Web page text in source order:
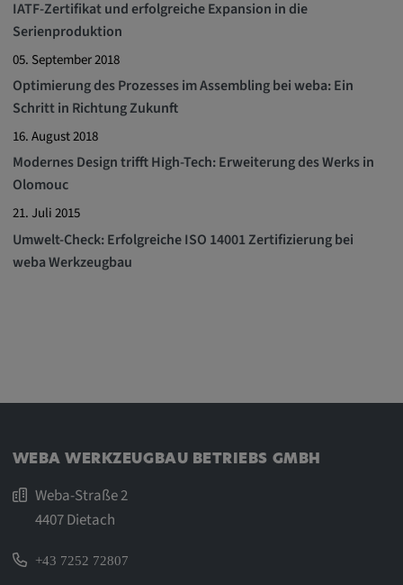
IATF-Zertifikat und erfolgreiche Expansion in die
Serienproduktion
05. September 2018
Optimierung des Prozesses im Assembling bei weba: Ein
Schritt in Richtung Zukunft
16. August 2018
Modernes Design trifft High-Tech: Erweiterung des Werks in
Olomouc
21. Juli 2015
Umwelt-Check: Erfolgreiche ISO 14001 Zertifizierung bei
weba Werkzeugbau
WEBA WERKZEUGBAU BETRIEBS GMBH
Weba-Straße 2
4407 Dietach
+43 7252 72807